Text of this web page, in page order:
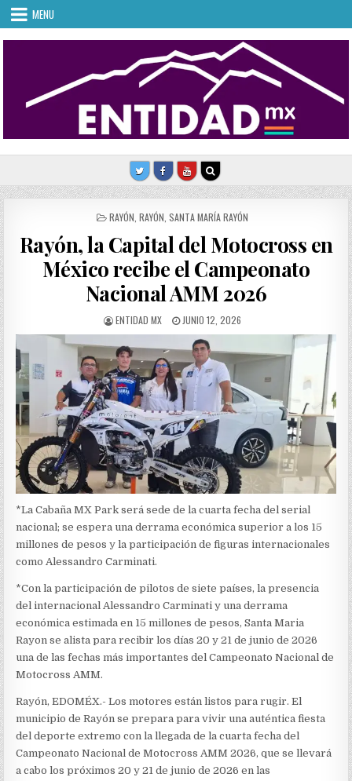
Skip
content
MENU
POSTED
RAYÓN RAYÓN SANTA MARÍA RAYÓN
Rayón, la Capital del Motocross en
México recibe el Campeonato
Nacional AMM 2026
AUTHOR:
ENTIDAD MX
PUBLISHED
DATE:
JUNIO 12, 2026
*La Cabaña MX Park será sede de la cuarta fecha del serial
nacional; se espera una derrama económica superior a los 15
millones de pesos y la participación de figuras internacionales
como Alessandro Carminati.
*Con la participación de pilotos de siete países, la presencia
del internacional Alessandro Carminati y una derrama
económica estimada en 15 millones de pesos,Santa Maria
Rayon se alista para recibir los días 20 y 21 de junio de 2026
una de las fechas más importantes del Campeonato Nacional de
Motocross AMM.
Rayón, EDOMÉX.- Los motores están listos para rugir. El
municipio de Rayón se prepara para vivir una auténtica fiesta
del deporte extremo con la llegada de la cuarta fecha del
Campeonato Nacional de Motocross AMM 2026, que se llevará
a cabo los próximos 20 y 21 de junio de 2026 en las